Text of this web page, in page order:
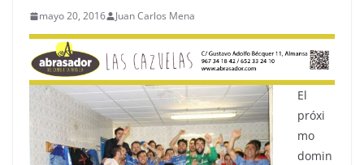
mayo 20, 2016 Juan Carlos Mena
El
próxi
mo
domin